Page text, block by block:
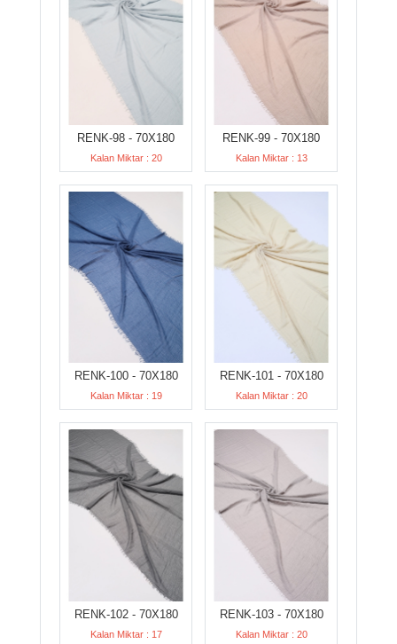
RENK-98 - 70X180
Kalan Miktar : 20
RENK-99 - 70X180
Kalan Miktar : 13
RENK-100 - 70X180
Kalan Miktar : 19
RENK-101 - 70X180
Kalan Miktar : 20
RENK-102 - 70X180
Kalan Miktar : 17
RENK-103 - 70X180
Kalan Miktar : 20